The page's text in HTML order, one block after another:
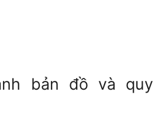
bản đồ và quy